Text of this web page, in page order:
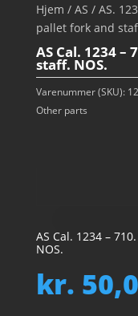
Hjem / AS / AS.
pallet fork and
AS Cal. 1234
staff. NOS.
Varenummer (SKU):
Other parts
AS Cal. 1234 –
NOS.
kr.